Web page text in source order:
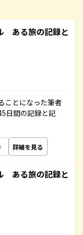
ある旅の記録と
ことになった筆者
日間の記録と記
詳細を見る
ある旅の記録と